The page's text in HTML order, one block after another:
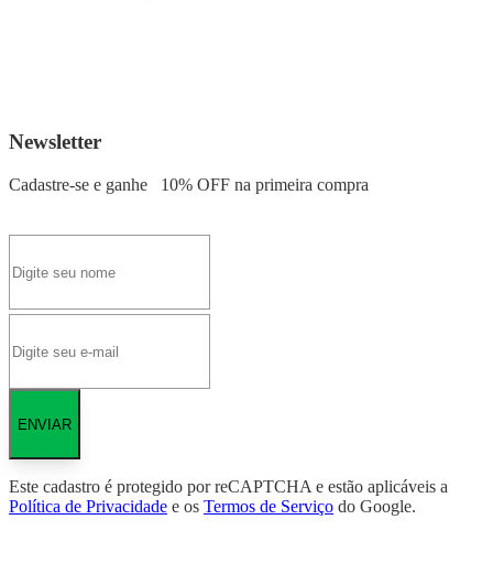
Newsletter
Cadastre-se e ganhe 10% OFF na primeira compra
ENVIAR
Este cadastro é protegido por reCAPTCHA e estão aplicáveis a
Política de Privacidade e os Termos de Serviço do Google.